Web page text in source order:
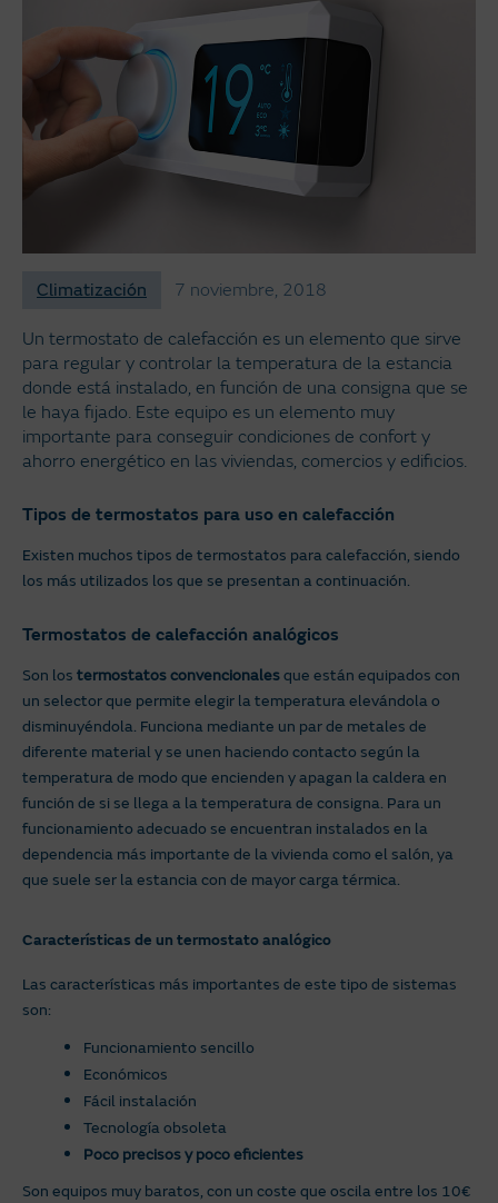
Climatización 7 noviembre, 2018
Un termostato de calefacción es un elemento que sirve
para regular y controlar la temperatura de la estancia
donde está instalado, en función de una consigna que se
le haya fijado. Este equipo es un elemento muy
importante para conseguir condiciones de confort y
ahorro energético en las viviendas, comercios y edificios.
Tipos de termostatos para uso en calefacción
Existen muchos tipos de termostatos para calefacción, siendo
los más utilizados los que se presentan a continuación.
Termostatos de calefacción analógicos
Son los termostatos convencionalesque están equipados con
un selector que permite elegir la temperatura elevándola o
disminuyéndola. Funciona mediante un par de metales de
diferente material y se unen haciendo contacto según la
temperatura de modo que encienden y apagan la caldera en
función de si se llega a la temperatura de consigna. Para un
funcionamiento adecuado se encuentran instalados en la
dependencia más importante de la vivienda como el salón, ya
que suele ser la estancia con de mayor carga térmica.
Características de un termostato analógico
Las características más importantes de este tipo de sistemas
son:
Funcionamiento sencillo
Económicos
Fácil instalación
Tecnología obsoleta
Poco precisos y poco eficientes
Son equipos muy baratos, con un coste que oscila entre los 10€